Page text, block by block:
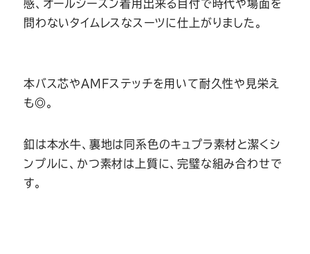
感、オールシーズン着用出来る目付で時代や場面を
問わないタイムレスなスーツに仕上がりました。
本バス芯やAMFステッチを用いて耐久性や見栄え
も◎。
釦は本水牛、裏地は同系色のキュプラ素材と潔くシ
ンプルに、かつ素材は上質に、完璧な組み合わせで
す。